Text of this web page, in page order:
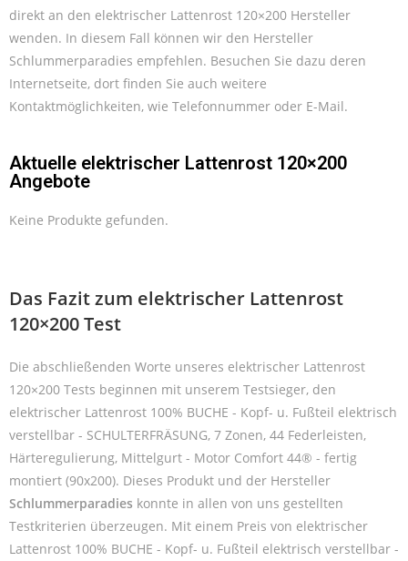
direkt an den elektrischer Lattenrost 120×200 Hersteller
wenden. In diesem Fall können wir den Hersteller
Schlummerparadies empfehlen. Besuchen Sie dazu deren
Internetseite, dort finden Sie auch weitere
Kontaktmöglichkeiten, wie Telefonnummer oder E-Mail.
Aktuelle elektrischer Lattenrost 120×200
Angebote
Keine Produkte gefunden.
Das Fazit zum elektrischer Lattenrost
120×200 Test
Die abschließenden Worte unseres elektrischer Lattenrost
120×200 Tests beginnen mit unserem Testsieger, den
elektrischer Lattenrost 100% BUCHE - Kopf- u. Fußteil elektrisch
verstellbar - SCHULTERFRÄSUNG, 7 Zonen, 44 Federleisten,
Härteregulierung, Mittelgurt - Motor Comfort 44® - fertig
montiert (90x200). Dieses Produkt und der Hersteller
Schlummerparadies konnte in allen von uns gestellten
Testkriterien überzeugen. Mit einem Preis von elektrischer
Lattenrost 100% BUCHE - Kopf- u. Fußteil elektrisch verstellbar -